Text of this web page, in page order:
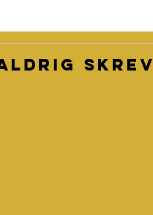
skrev